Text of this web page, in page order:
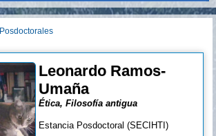
Posdoctorales
Leonardo Ramos-
Umaña
Ética, Filosofía antigua
Estancia Posdoctoral (SECIHTI)